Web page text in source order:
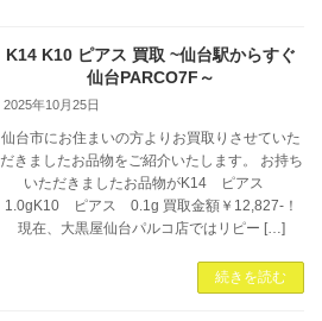
K14 K10 ピアス 買取 ~仙台駅からすぐ
仙台PARCO7F～
2025年10月25日
仙台市にお住まいの方よりお買取りさせていた
だきましたお品物をご紹介いたします。 お持ち
いただきましたお品物がK14 ピアス
1.0gK10 ピアス 0.1g 買取金額￥12,827-！
現在、大黒屋仙台パルコ店ではリピー […]
続きを読む